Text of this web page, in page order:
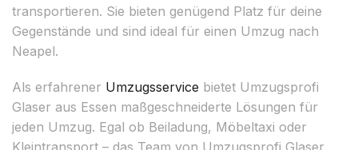
transportieren. Sie bieten genügend Platz für deine
Gegenstände und sind ideal für einen Umzug nach
Neapel.
Als erfahrener Umzugsservice bietet Umzugsprofi
Glaser aus Essen maßgeschneiderte Lösungen für
jeden Umzug. Egal ob Beiladung, Möbeltaxi oder
Kleintransport – das Team von Umzugsprofi Glaser